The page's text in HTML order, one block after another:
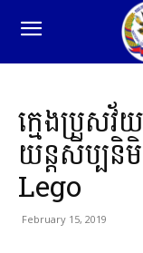
ក្មេង​ប្រុស​វ័
យន្ត​សិប្បនិ
Lego
February 15, 2019